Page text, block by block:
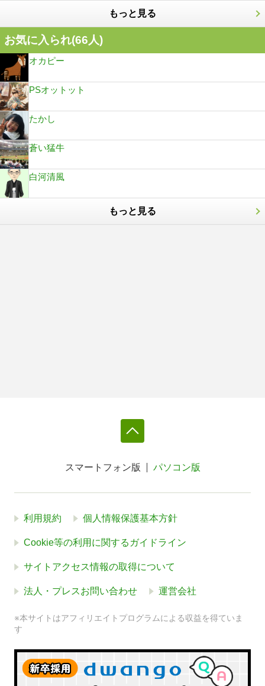
もっと見る
お気に入られ(66人)
オカピー
PSオットット
たかし
蒼い猛牛
白河清風
もっと見る
スマートフォン版 パソコン版
利用規約 個人情報保護基本方針
Cookie等の利用に関するガイドライン
サイトアクセス情報の取得について
法人・プレスお問い合わせ 運営会社
※本サイトはアフィリエイトプログラムによる収益を得ていま
す